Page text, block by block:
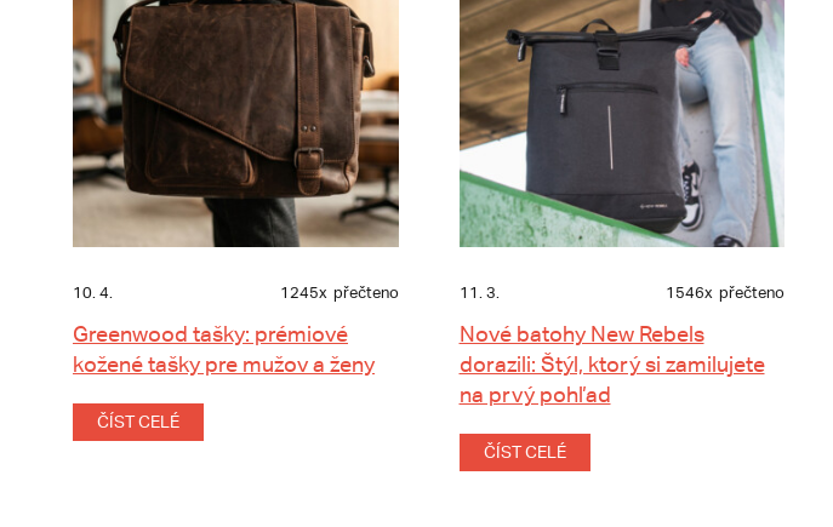
10. 4. 1245x přečteno
Greenwood tašky: prémiové
kožené tašky pre mužov a ženy
ČÍST CELÉ
11. 3. 1546x přečteno
Nové batohy New Rebels
dorazili: Štýl, ktorý si zamilujete
na prvý pohľad
ČÍST CELÉ